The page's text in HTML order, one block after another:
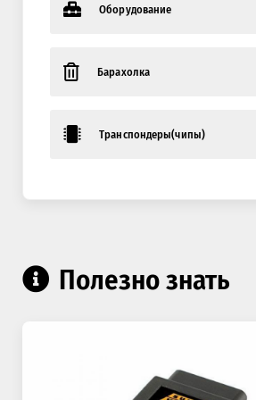
Оборудование
Барахолка
Транспондеры(чипы)
Полезно знать